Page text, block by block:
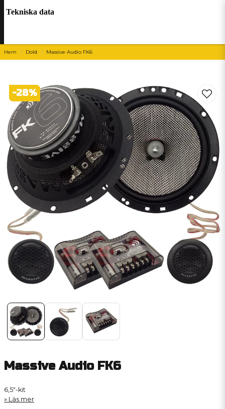
Hem Dold Massive Audio FK6
-28%
Massive Audio FK6
6,5"-kit
Läs mer
Tekniska data